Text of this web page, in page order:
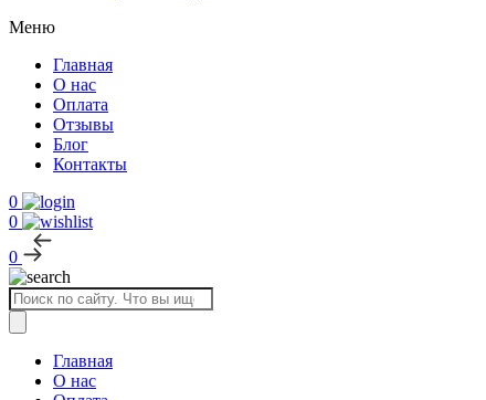
Меню
Главная
О нас
Оплата
Отзывы
Блог
Контакты
0
0
0
Поиск
товаров
Главная
О нас